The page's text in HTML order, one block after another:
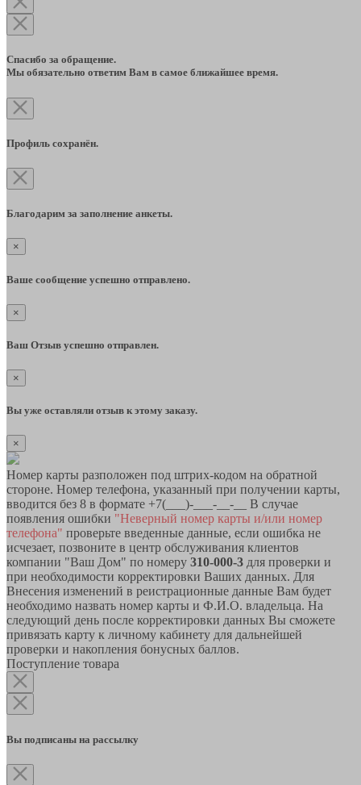
Спасибо за обращение.
Мы обязательно ответим Вам в самое ближайшее время.
Профиль сохранён.
Благодарим за заполнение анкеты.
×
Ваше сообщение успешно отправлено.
×
Ваш Отзыв успешно отправлен.
×
Вы уже оставляли отзыв к этому заказу.
×
Номер карты разположен под штрих-кодом на обратной
стороне. Номер телефона, указанный при получении карты,
вводится без 8 в формате +7(___)-___-__-__ В случае
появления ошибки "Неверный номер карты и/или номер
телефона" проверьте введенные данные, если ошибка не
исчезает, позвоните в центр обслуживания клиентов
компании "Ваш Дом" по номеру 310-000-3 для проверки и
при необходимости корректировки Ваших данных. Для
Внесения изменений в реистрационные данные Вам будет
необходимо назвать номер карты и Ф.И.О. владельца. На
следующий день после корректировки данных Вы сможете
привязать карту к личному кабинету для дальнейшей
проверки и накопления бонусных баллов.
Поступление товара
Вы подписаны на рассылку